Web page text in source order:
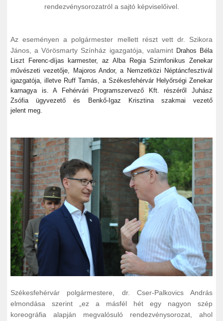
rendezvénysorozatról a sajtó képviselőivel.
Az eseményen a polgármester mellett részt vett dr. Szikora
János, a Vörösmarty Színház igazgatója, valamint Drahos Béla
Liszt Ferenc-díjas karmester, az Alba Regia Szimfonikus Zenekar
művészeti vezetője, Majoros Andor, a Nemzetközi Néptáncfesztivál
igazgatója, illetve Ruff Tamás, a Székesfehérvár Helyőrségi Zenekar
karnagya is. A Fehérvári Programszervező Kft. részéről Juhász
Zsófia ügyvezető és Benkő-Igaz Krisztina szakmai vezető
jelent meg.
Székesfehérvár polgármestere, dr. Cser-Palkovics András
elmondása szerint „ez a másfél hét egy nagyon szép
koreográfia alapján megvalósuló rendezvénysorozat, ahol